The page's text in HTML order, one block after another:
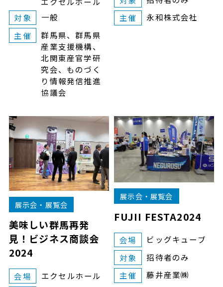
対象
一般
主催
群馬県、群馬県
産業支援機構、
北関東産官学研
究会、ものづく
り情報発信推進
協議会
主催
永和株式会社
展示会・展覧会
美味しい群馬再発
見！ビジネス商談会
2024
会場
エクセルホール
展示会・展覧会
FUJII FESTA2024
会場
ビッグキューブ
対象
招待者のみ
主催
藤井産業㈱